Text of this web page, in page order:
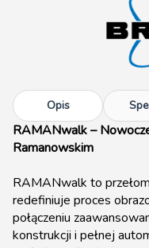
Opis
RAMANwalk –
Ramanowskim
RAMANwalk to
redefiniuje proces
połączeniu
konstrukcji i pełnej